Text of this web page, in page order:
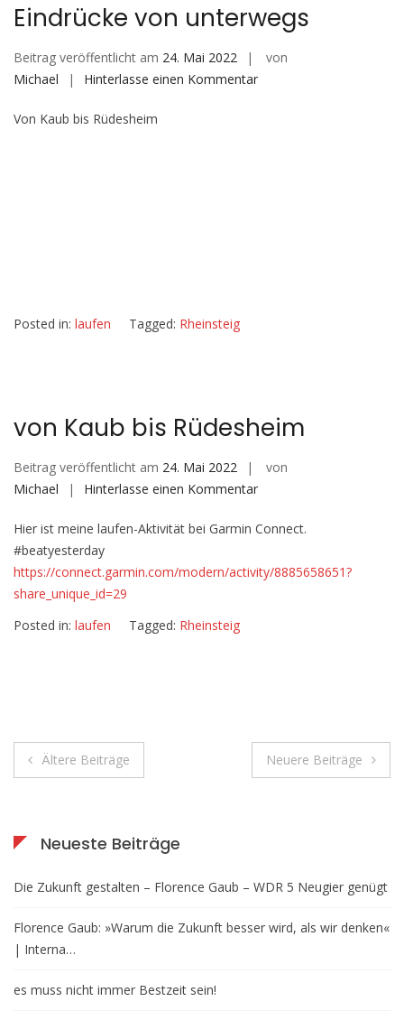
Eindrücke von unterwegs
Beitrag veröffentlicht am 24. Mai 2022
von
Michael
Hinterlasse einen Kommentarauf
Von Kaub bis Rüdesheim
Posted in: laufen Tagged: Rheinsteig
von Kaub bis Rüdesheim
Beitrag veröffentlicht am 24. Mai 2022
von
Michael
Hinterlasse einen Kommentarauf
Kaub
Rüdesheim
Hier ist meine laufen-Aktivität bei Garmin Connect.
#beatyesterday
https://connect.garmin.com/modern/activity/8885658651?
share_unique_id=29
Posted in: laufen Tagged: Rheinsteig
Beitragsnavigation
Ältere Beiträge Neuere Beiträge
Neueste Beiträge
Die Zukunft gestalten – Florence Gaub – WDR 5 Neugier genügt
Florence Gaub: »Warum die Zukunft besser wird, als wir denken«
| Interna…
es muss nicht immer Bestzeit sein!